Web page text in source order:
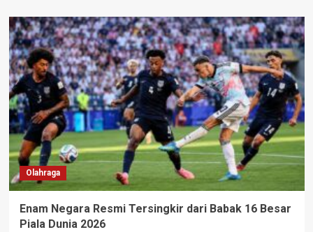
Lima
Fakta
Menarik
di
Balik
Kemenangan
Spanyol
atas
Belgia
pada
Piala
Dunia
2026
Olahraga
Enam Negara Resmi Tersingkir dari Babak 16 Besar
Piala Dunia 2026